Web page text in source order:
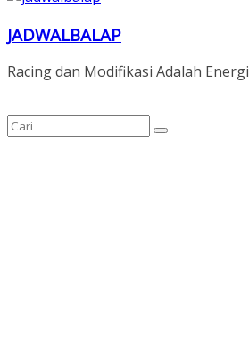
JADWALBALAP
Racing dan Modifikasi Adalah Energi